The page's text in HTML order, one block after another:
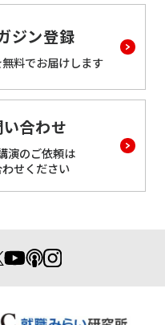
ジン登録
無料でお届けします
合わせ
演のご依頼は
せください